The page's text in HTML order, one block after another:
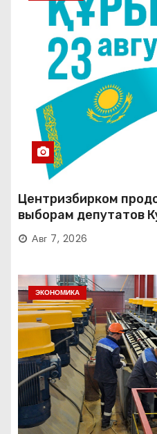
Центризбирком
выборам депутатов
Авг 7, 2026
ЭКОНОМИКА